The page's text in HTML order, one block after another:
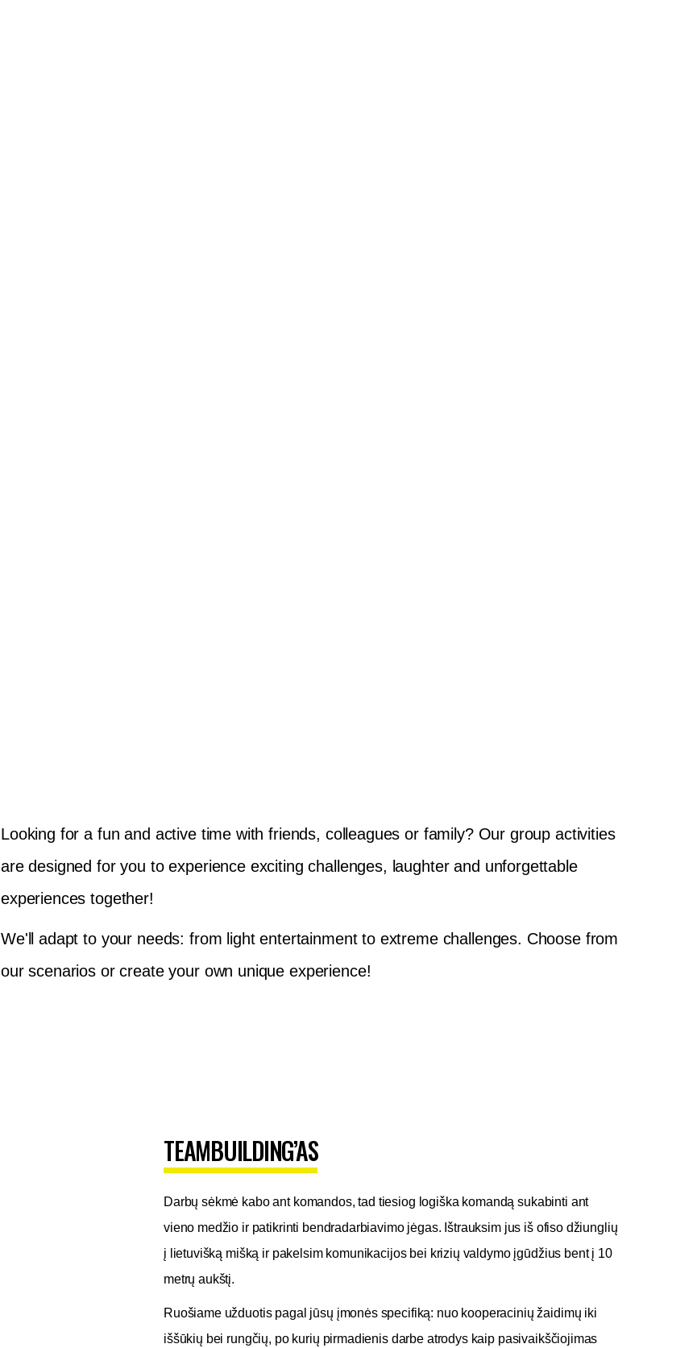
Looking for a fun and active time with friends, colleagues or family? Our group activities
are designed for you to experience exciting challenges, laughter and unforgettable
experiences together!
We'll adapt to your needs: from light entertainment to extreme challenges. Choose from
our scenarios or create your own unique experience!
TEAMBUILDING’AS
Darbų sėkmė kabo ant komandos, tad tiesiog logiška komandą sukabinti ant
vieno medžio ir patikrinti bendradarbiavimo jėgas. Ištrauksim jus iš ofiso džiunglių
į lietuvišką mišką ir pakelsim komunikacijos bei krizių valdymo įgūdžius bent į 10
metrų aukštį.
Ruošiame užduotis pagal jūsų įmonės specifiką: nuo kooperacinių žaidimų iki
iššūkių bei rungčių, po kurių pirmadienis darbe atrodys kaip pasivaikščiojimas